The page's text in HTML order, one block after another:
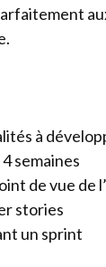
à
semaines
de vue de
stories
un sprint